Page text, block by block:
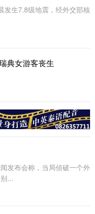
发生7.8级地震，经外交部核
典女游客丧生
发布会称，当局侦破一个外
...